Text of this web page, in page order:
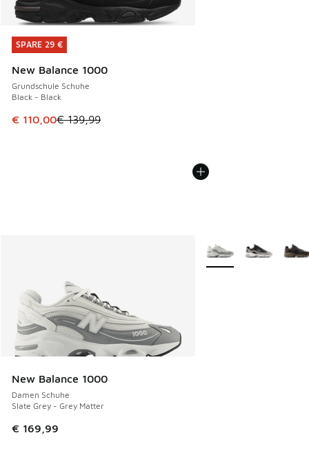
SPARE 29 €
New Balance 1000
Grundschule Schuhe
Black - Black
Dieser Artikel ist im Sale. Der Preis ist von € 139,99 auf €
€ 110,00€ 139,99
SPARE 29 €
New Balance 1000
Damen Schuhe
Slate Grey - Grey Matter
€ 169,99
Weitere Farben